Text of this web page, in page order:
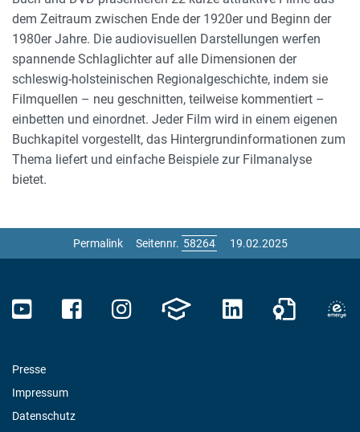
dem Zeitraum zwischen Ende der 1920er und Beginn der
1980er Jahre. Die audiovisuellen Darstellungen werfen
spannende Schlaglichter auf alle Dimensionen der
schleswig-holsteinischen Regionalgeschichte, indem sie
Filmquellen – neu geschnitten, teilweise kommentiert –
einbetten und einordnet. Jeder Film wird in einem eigenen
Buchkapitel vorgestellt, das Hintergrundinformationen zum
Thema liefert und einfache Beispiele zur Filmanalyse
bietet.
Permalink Seitennr. 19.02.2025
Presse
Impressum
Datenschutz